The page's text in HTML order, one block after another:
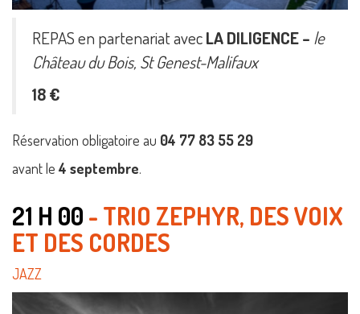
REPAS en partenariat avecLADILIGENCE – le
Château du Bois, St Genest-Malifaux
18 €
Réservation obligatoire au 04 77 83 55 29
avant le 4 septembre.
21 H 00 - TRIO ZEPHYR, DES VOIX
ET DES CORDES
JAZZ